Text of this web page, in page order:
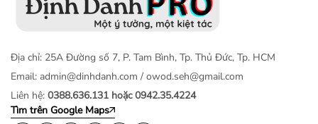
Địa chỉ: 25A Đường số 7, P. Tam Bình, Tp. Thủ Đức, Tp. HCM
Email: admin@dinhdanh.com / owod.seh@gmail.com
Liên hệ: 0388.636.131 hoặc 0942.35.4224
Tìm trên Google Maps